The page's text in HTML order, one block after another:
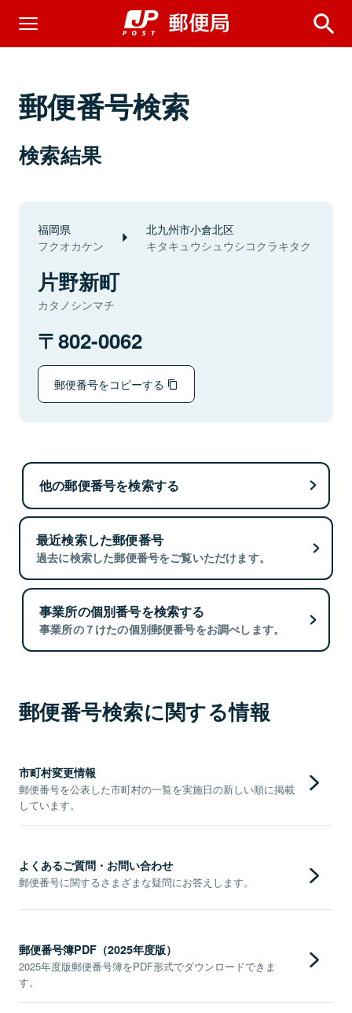
郵便番号検索
検索結果
福岡県
フクオカケン
北九州市小倉北区
キタキュウシュウシコクラキタク
片野新町
カタノシンマチ
802-0062
郵便番号をコピーする
他の郵便番号を検索する
最近検索した郵便番号
過去に検索した郵便番号をご覧いただけます。
事業所の個別番号を検索する
事業所の７けたの個別郵便番号をお調べします。
郵便番号検索に関する情報
市町村変更情報
郵便番号を公表した市町村の一覧を実施日の新しい順に掲載
しています。
よくあるご質問・お問い合わせ
郵便番号に関するさまざまな疑問にお答えします。
郵便番号簿PDF（2025年度版）
2025年度版郵便番号簿をPDF形式でダウンロードできま
す。